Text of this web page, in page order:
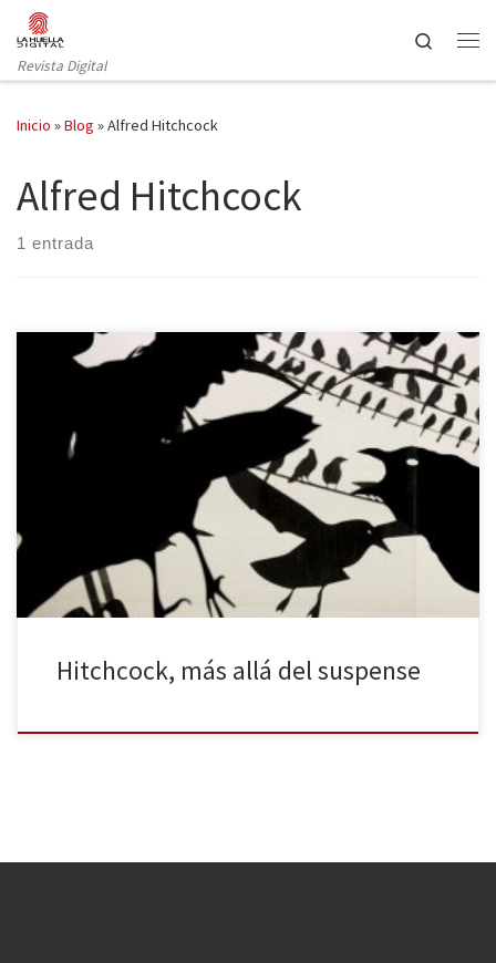
Saltar al contenido
Revista Digital
Search
Inicio »Blog »Alfred Hitchcock
Alfred Hitchcock
1 entrada
Hasta hace unos pocos años era infrecuente en España el montaje
de exposiciones sobre alta costura o fabricantes de joyas, pero
hoy la cultura también incluye lo popular y el cine, como séptimo
arte, ha sido la última estrella en desfilar por la alfombra roja
(aunque algunas ciudades, como Turín, […]
Hitchcock, más allá del suspense